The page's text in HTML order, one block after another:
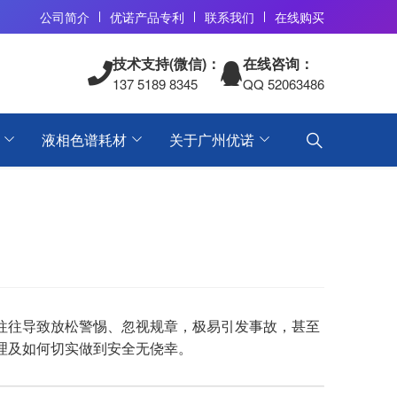
公司简介 优诺产品专利 联系我们 在线购买
技术支持(微信)：
137 5189 8345
在线咨询：
QQ 52063486
液相色谱耗材 关于广州优诺
导致放松警惕、忽视规章，极易引发事故，甚至
如何切实做到安全无侥幸。